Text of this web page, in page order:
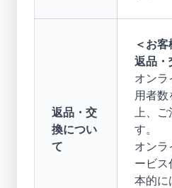
返品・交
換につい
て
＜お
返品・
オンラ
用者数
上、ご
す。
オンラ
ービス
本的に